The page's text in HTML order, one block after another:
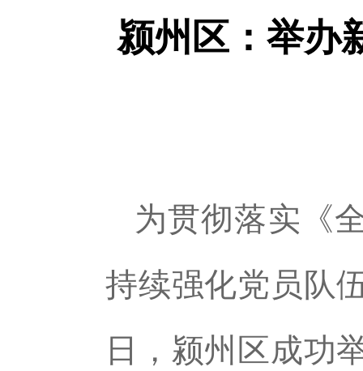
颍州区：举办
为贯彻落实《
持续强化党员队
日，颍州区成功